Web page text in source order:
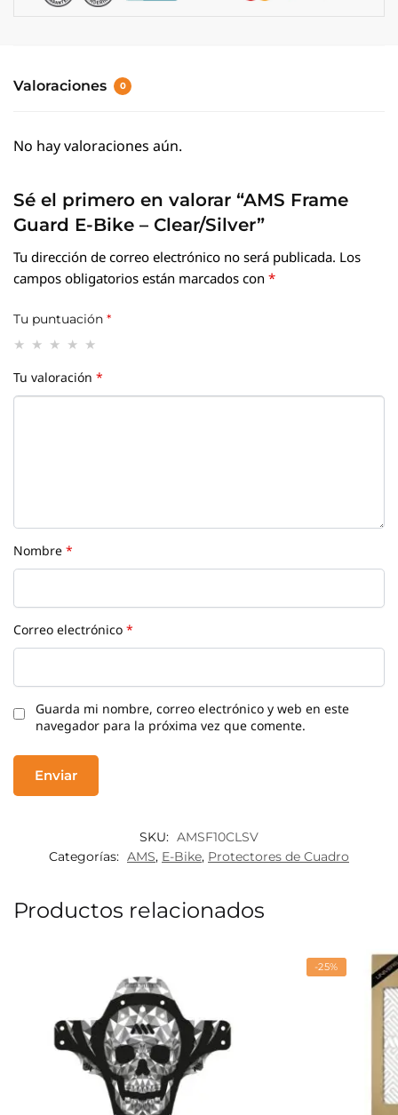
Valoraciones 0
No hay valoraciones aún.
Sé el primero en valorar “AMS Frame
Guard E-Bike – Clear/Silver”
Tu dirección de correo electrónico no será publicada.Los
campos obligatorios están marcados con*
Tu puntuación *
Tu valoración*
Nombre*
Correo electrónico*
Guarda mi nombre, correo electrónico y web en este
navegador para la próxima vez que comente.
SKU: AMSF10CLSV
Categorías: AMS, E-Bike, Protectores de Cuadro
Productos relacionados
-25%